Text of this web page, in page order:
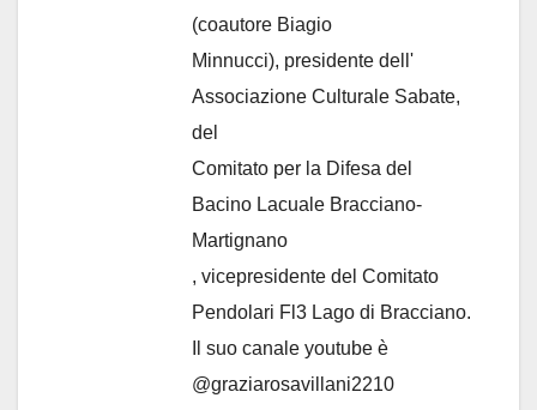
(coautore Biagio
Minnucci), presidente dell'
Associazione Culturale Sabate,
del
Comitato per la Difesa del
Bacino Lacuale Bracciano-
Martignano
, vicepresidente del Comitato
Pendolari Fl3 Lago di Bracciano.
Il suo canale youtube è
@graziarosavillani2210